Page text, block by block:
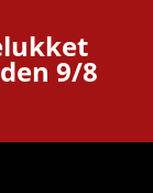
9/8